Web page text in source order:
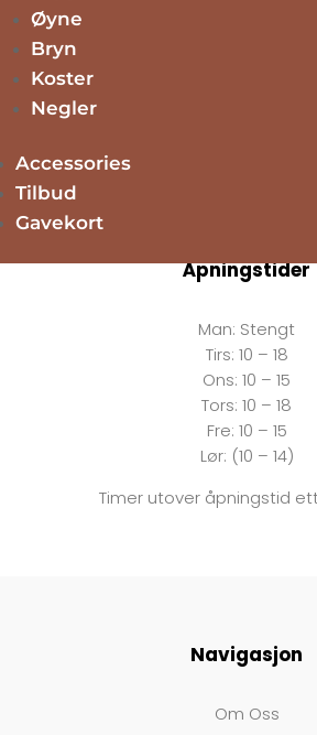
Øyne
Bryn
Koster
Negler
Accessories
Tilbud
Gavekort
pH formula H.A.N.D. perfection
kr389.00
kr Legg i handlekurv
Åpningstider
Man: Stengt
Tirs: 10 – 18
Ons: 10 – 15
Tors: 10 – 18
Fre: 10 – 15
Lør: (10 – 14)
Timer utover åpningstid
Navigasjon
Om Oss